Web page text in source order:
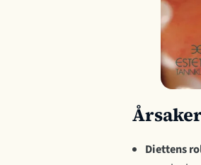
Diettens